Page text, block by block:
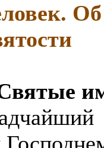
Об